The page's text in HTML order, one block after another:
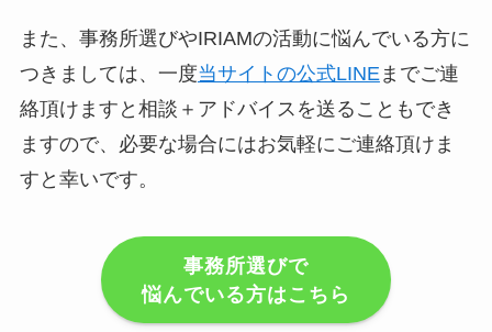
また、事務所選びやIRIAMの活動に悩んでいる方に
つきましては、一度当サイトの公式LINEまでご連
絡頂けますと相談＋アドバイスを送ることもでき
ますので、必要な場合にはお気軽にご連絡頂けま
すと幸いです。
事務所選びで
悩んでいる方はこちら